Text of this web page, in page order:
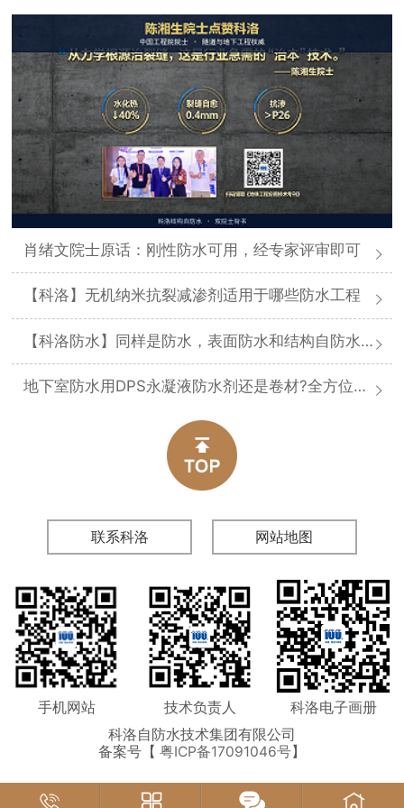
肖绪文院士原话：刚性防水可用，经专家评审即可
【科洛】无机纳米抗裂减渗剂适用于哪些防水工程
【科洛防水】同样是防水，表面防水和结构自防水差在哪
地下室防水用DPS永凝液防水剂还是卷材?全方位对比分析
联系科洛 网站地图
手机网站 技术负责人
科洛电子画册
科洛自防水技术集团有限公司
备案号【 粤ICP备17091046号】